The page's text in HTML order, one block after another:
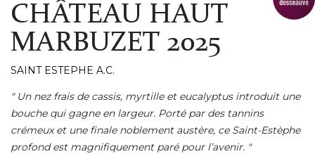
CHÂTEAU HAUT
MARBUZET 2025
SAINT ESTEPHE A.C.
" Un nez frais de cassis, myrtille et eucalyptus introduit une
bouche qui gagne en largeur. Porté par des tannins
crémeux et une finale noblement austère, ce Saint-Estèphe
profond est magnifiquement paré pour l’avenir. "